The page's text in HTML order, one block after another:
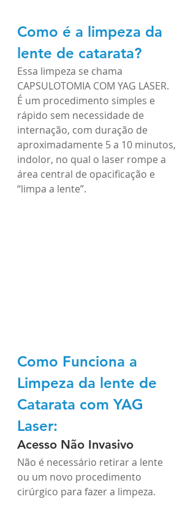
Como é a limpeza da
lente de catarata?
Essa limpeza se chama
CAPSULOTOMIA COM YAG LASER.
É um procedimento simples e
rápido sem necessidade de
internação, com duração de
aproximadamente 5 a 10 minutos,
indolor, no qual o laser rompe a
área central de opacificação e
“limpa a lente”.
Como Funciona a
Limpeza da lente de
Catarata com YAG
Laser:
Acesso Não Invasivo
Não é necessário retirar a lente
ou um novo procedimento
cirúrgico para fazer a limpeza.